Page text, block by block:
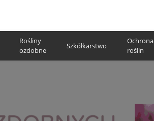
Rośliny
ozdobne
Szkółkarstwo
Ochrona
roślin